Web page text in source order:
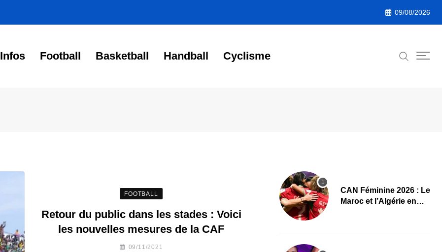
09/08/2026
Infos Football Basketball Handball Cyclisme
FOOTBALL
Retour du public dans les stades : Voici
les nouvelles mesures de la CAF
09/11/2021
CAN Féminine 2026 : Le
Maroc et l’Algérie en